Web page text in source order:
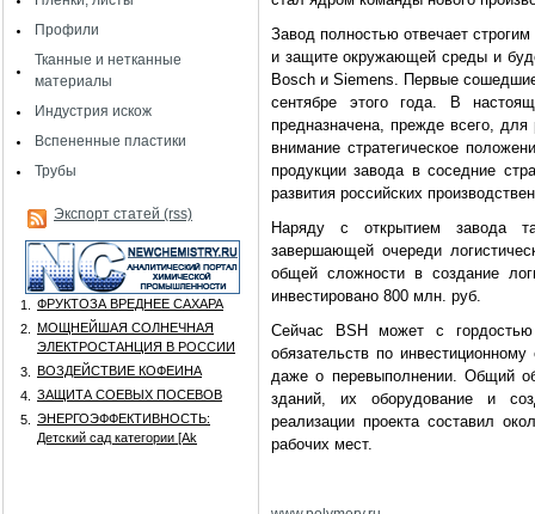
Профили
Тканные и нетканные
материалы
Индустрия искож
Вспененные пластики
Трубы
Экспорт статей (rss)
1.
ФРУКТОЗА ВРЕДНЕЕ САХАРА
2.
МОЩНЕЙШАЯ СОЛНЕЧНАЯ
ЭЛЕКТРОСТАНЦИЯ В РОССИИ
3.
ВОЗДЕЙСТВИЕ КОФЕИНА
4.
ЗАЩИТА СОЕВЫХ ПОСЕВОВ
5.
ЭНЕРГОЭФФЕКТИВНОСТЬ:
Детский сад категории [Аk
Завод полностью отвечает
и защите окружающей среды и
Bosch и Siemens. Первые
сентябре этого года. В
предназначена, прежде всего,
внимание стратегическое
продукции завода в соседние
развития российских
Наряду с открытием завода
завершающей очереди
общей сложности в создание
инвестировано 800 млн. руб.
Сейчас BSH может с
обязательств по
даже о перевыполнении. Общий
зданий, их оборудование и
реализации проекта составил
рабочих мест.